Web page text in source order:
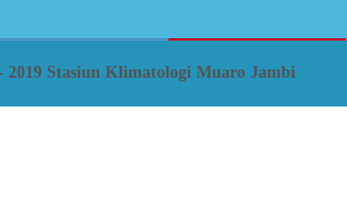
2019 Stasiun Klimatologi Muaro Jambi